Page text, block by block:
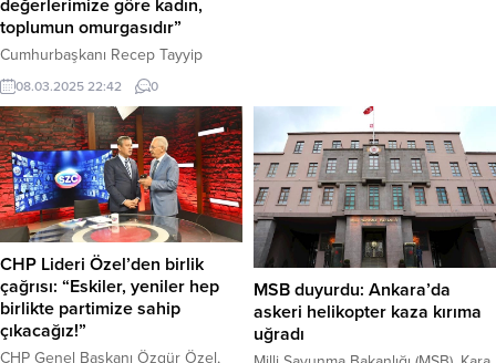
değerlerimize göre kadın,
toplumun omurgasıdır”
Cumhurbaşkanı Recep Tayyip
Erdoğan, Haliç Kongre Merkezi’nde
düzenlenen 8 Mart Dünya Kadınlar
Günü İftar Programı’nda yaptığı
konuşmada, Aile ve Sosyal
Hizmetler Bakanlığı başta olmak
üzere, organizasyonda emeği
geçen tüm kurumlara teşekkür etti.
Katılımcıların Ramazan-ı Şerif’ini
tebrik eden Cumhurbaşkanı
Erdoğan, “Katılımlarıyla iftar
soframızı şereflendiren siz
hanımefendilere şükranlarımı
sunuyorum. Ramazan-ı Şerif’in
08.03.2025 22:42 0
olarak tanımlarken, partisinin
“kayyum” tehdidi atlattığını iddia etti
ve gündemdeki birçok konuda
çarpıcı değerlendirmelerde
bulundu. “Üç Kayyum Bekliyorduk,
Tebligat İçin...
CHP Lideri Özel’den birlik
çağrısı: “Eskiler, yeniler hep
birlikte partimize sahip
çıkacağız!”
CHP Genel Başkanı Özgür Özel,
MSB duyurdu: Ankara’da
askeri helikopter kaza kırıma
uğradı